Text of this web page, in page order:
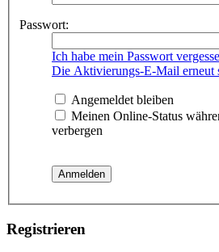
Passwort:
Ich habe mein Passwort
Die Aktivierungs-E-Mail erneut
Angemeldet bleiben
Meinen Online-Status
verbergen
Registrieren